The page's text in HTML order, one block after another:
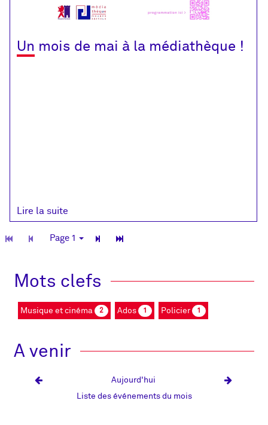
mois
de
Un mois de mai à la médiathèque !
Lire la suite
TPL_C3RB_RGAA_PREM_PAGE
TPL_C3RB_RGAA_PREC_PAGE
Page 1 Suivant
Fin
Mots clefs
Musique et cinéma 2 Ados 1 Policier 1
A venir
Mois précédent Aujourd'hui Mois
Liste des événements du mois